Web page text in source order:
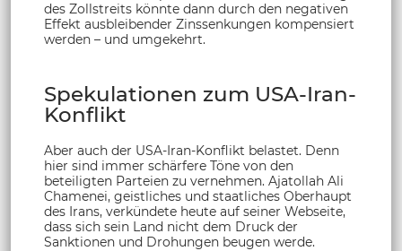
des Zollstreits könnte dann durch den negativen
Effekt ausbleibender Zinssenkungen kompensiert
werden – und umgekehrt.
Spekulationen zum USA-Iran-
Konflikt
Aber auch der USA-Iran-Konflikt belastet. Denn
hier sind immer schärfere Töne von den
beteiligten Parteien zu vernehmen. Ajatollah Ali
Chamenei, geistliches und staatliches Oberhaupt
des Irans, verkündete heute auf seiner Webseite,
dass sich sein Land nicht dem Druck der
Sanktionen und Drohungen beugen werde.